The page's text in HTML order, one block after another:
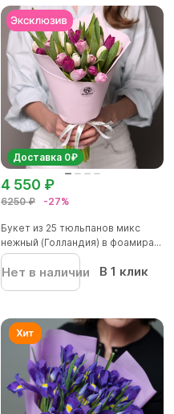
Доставка 0₽
6250 ₽ -27%
4 550 ₽
Букет из 25 тюльпанов микс
нежный (Голландия) в фоамира...
Нет в наличии В 1 клик